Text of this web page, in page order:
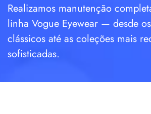
Realizamos manutenção
linha Vogue Eyewear — desde
clássicos até as coleções mais
sofisticadas.